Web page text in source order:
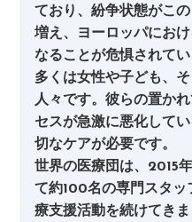
ており、紛争状態がこ
増え、ヨーロッパにお
なることが危惧されて
多くは女性や子ども、
人々です。彼らの置か
セスが急激に悪化して
切なケアが必要です。
世界の医療団は、2015
て約100名の専門スタッ
療支援活動を続けてき